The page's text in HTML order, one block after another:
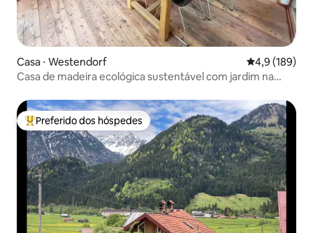
Casa ⋅ Westendorf 4,9 de uma
4,9 (189)
Casa de madeira ecológica sustentável com jardim na
Entre os melhores preferidos dos hóspedes
Preferido dos hóspedes